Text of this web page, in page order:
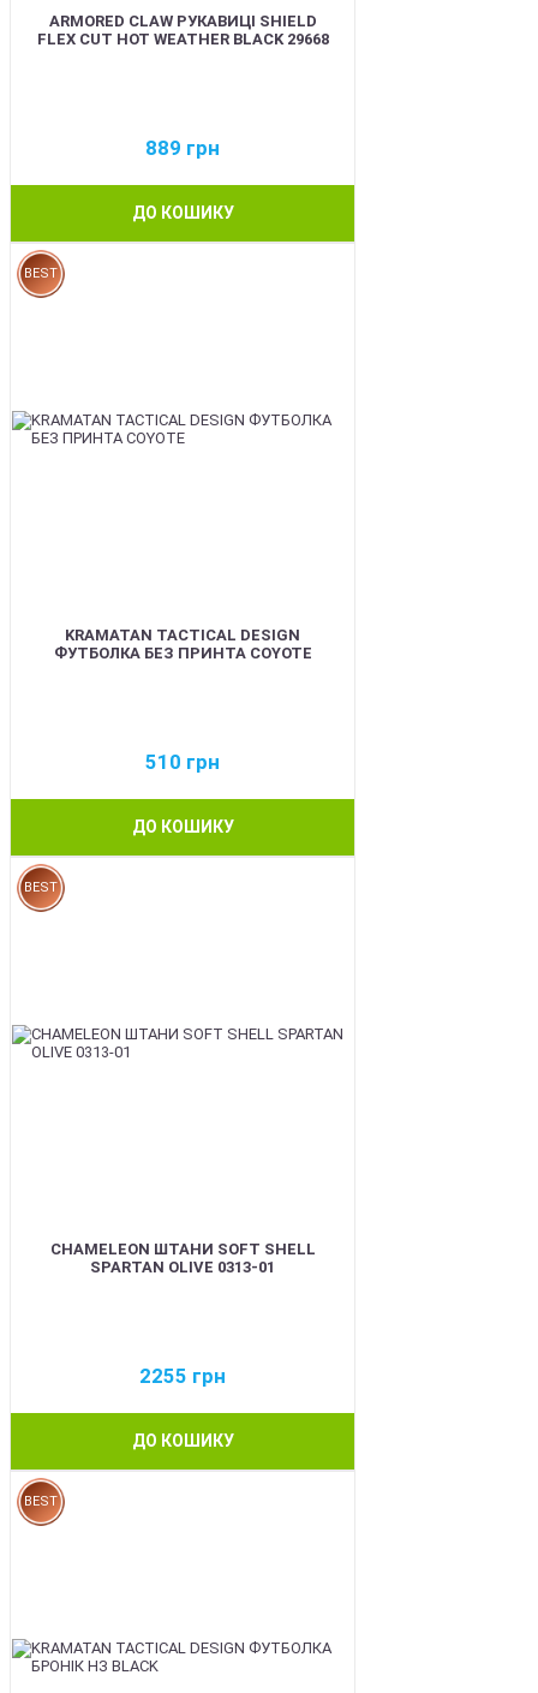
ARMORED CLAW РУКАВИЦІ SHIELD
FLEX CUT HOT WEATHER BLACK 29668
889 грн
ДО КОШИКУ
BEST
KRAMATAN TACTICAL DESIGN
ФУТБОЛКА БЕЗ ПРИНТА COYOTE
510 грн
ДО КОШИКУ
BEST
CHAMELEON ШТАНИ SOFT SHELL
SPARTAN OLIVE 0313-01
2255 грн
ДО КОШИКУ
BEST